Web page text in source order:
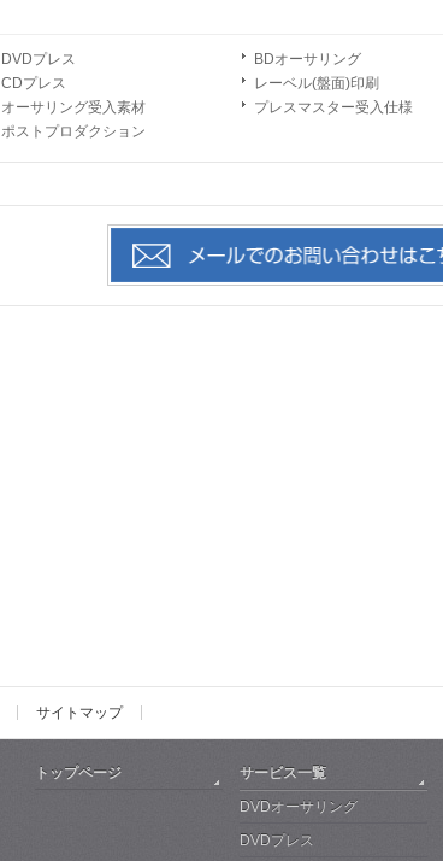
DVDプレス
BDオーサリング
CDプレス
レーベル(盤面)印刷
オーサリング受入素材
プレスマスター受入仕様
ポストプロダクション
サイトマップ
トップページ
サービス一覧
DVDオーサリング
DVDプレス